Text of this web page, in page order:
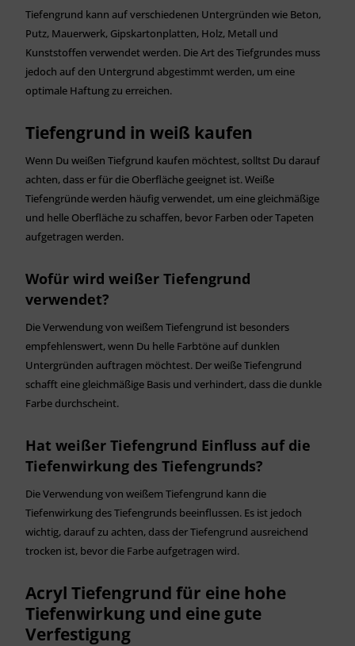
Tiefengrund kann auf verschiedenen Untergründen wie Beton,
Putz, Mauerwerk, Gipskartonplatten, Holz, Metall und
Kunststoffen verwendet werden. Die Art des Tiefgrundes muss
jedoch auf den Untergrund abgestimmt werden, um eine
optimale Haftung zu erreichen.
Tiefengrund in weiß kaufen
Wenn Du weißen Tiefgrund kaufen möchtest, solltst Du darauf
achten, dass er für die Oberfläche geeignet ist. Weiße
Tiefengründe werden häufig verwendet, um eine gleichmäßige
und helle Oberfläche zu schaffen, bevor Farben oder Tapeten
aufgetragen werden.
Wofür wird weißer Tiefengrund
verwendet?
Die Verwendung von weißem Tiefengrund ist besonders
empfehlenswert, wenn Du helle Farbtöne auf dunklen
Untergründen auftragen möchtest. Der weiße Tiefengrund
schafft eine gleichmäßige Basis und verhindert, dass die dunkle
Farbe durchscheint.
Hat weißer Tiefengrund Einfluss auf die
Tiefenwirkung des Tiefengrunds?
Die Verwendung von weißem Tiefengrund kann die
Tiefenwirkung des Tiefengrunds beeinflussen. Es ist jedoch
wichtig, darauf zu achten, dass der Tiefengrund ausreichend
trocken ist, bevor die Farbe aufgetragen wird.
Acryl Tiefengrund für eine hohe
Tiefenwirkung und eine gute
Verfestigung